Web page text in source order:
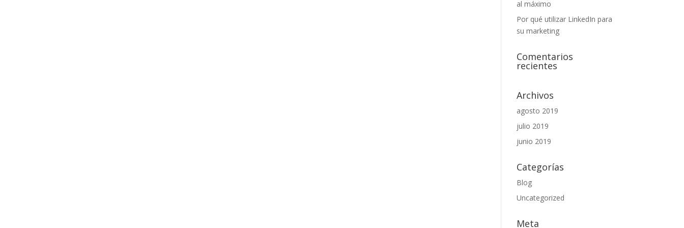
al máximo
Por qué utilizar LinkedIn para
su marketing
Comentarios
recientes
Archivos
agosto 2019
julio 2019
junio 2019
Categorías
Blog
Uncategorized
Meta